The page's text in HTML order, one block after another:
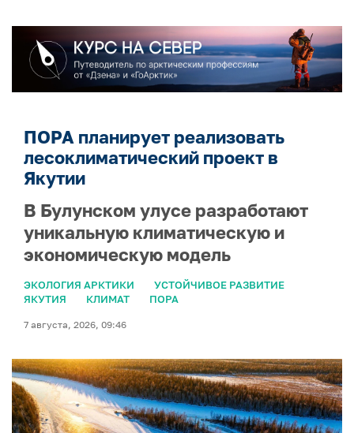
ПОРА планирует реализовать
лесоклиматический проект в
Якутии
В Булунском улусе разработают
уникальную климатическую и
экономическую модель
ЭКОЛОГИЯ АРКТИКИ
УСТОЙЧИВОЕ РАЗВИТИЕ
ЯКУТИЯ
КЛИМАТ ПОРА
7 августа, 2026, 09:46